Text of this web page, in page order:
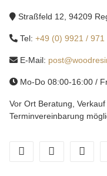
Straßfeld 12, 94209
Tel: +49 (0) 9921 / 971
E-Mail:
Mo-Do 08:00-16:00 /
Vor Ort Beratung,
Terminvereinbarung